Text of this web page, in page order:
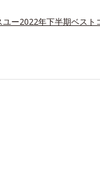
ユー2022年下半期ベスト